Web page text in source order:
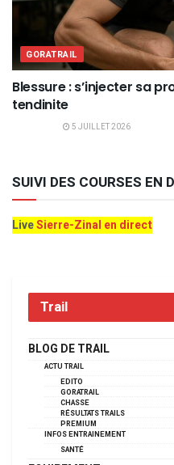
GORATRAIL
Blessure : s’injecter sa
tendinite
5 JUILLET 2026
SUIVI DES COURSES EN
LiveSierre-Zinal en direct
Trail
BLOG DE TRAIL
ACTU TRAIL
EDITO
GORATRAIL
CHASSE
RÉSULTATS TRAILS
PREMIUM
INFOS ENTRAINEMENT
SANTÉ